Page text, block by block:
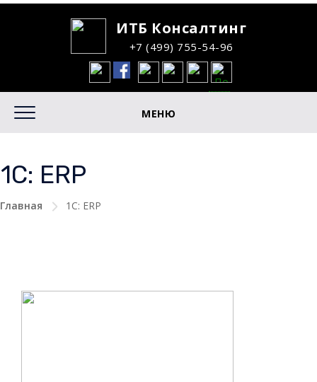
ИТБ Консалтинг
+7 (499) 755-54-96
МЕНЮ
1С: ERP
Главная 1С: ERP